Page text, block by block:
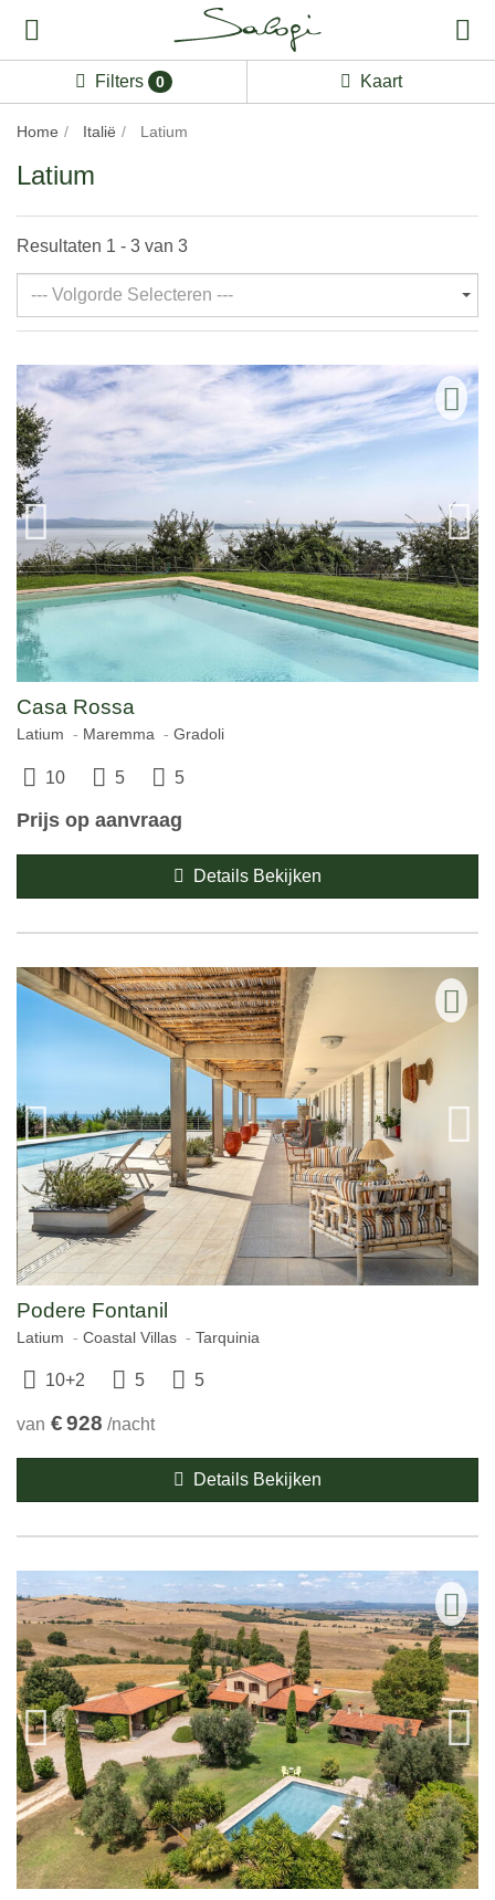
Filters 0 Kaart
Home Italië Latium
Latium
Resultaten 1 - 3 van 3
--- Volgorde Selecteren ---
Casa Rossa
Latium Maremma Gradoli
10 5 5
Prijs op aanvraag
Details Bekijken
Podere Fontanil
Latium Coastal Villas Tarquinia
10+2 5 5
van €928 /nacht
Details Bekijken